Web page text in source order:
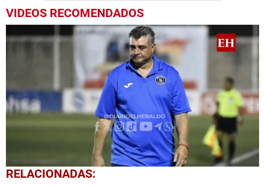
VIDEOS RECOMENDADOS
0
seconds
RELACIONADAS: